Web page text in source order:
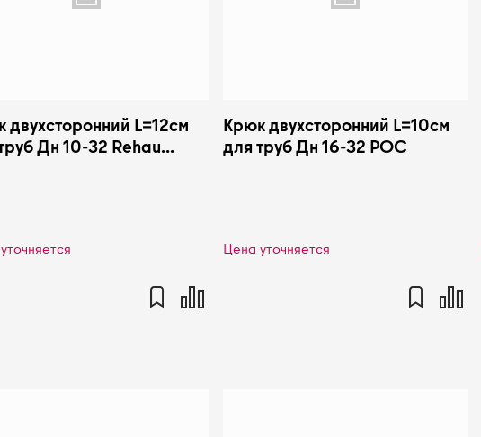
двухсторонний L=12см
Дн 10-32 Rehau
Крюк двухсторонний L=10см
для труб Дн 16-32 РОС
Цена уточняется